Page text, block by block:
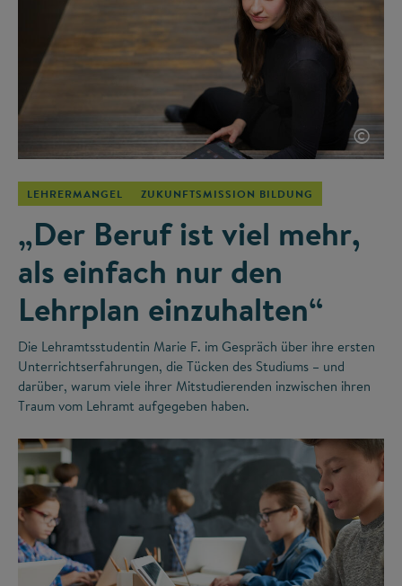
©
LEHRERMANGEL ZUKUNFTSMISSION BILDUNG
„Der Beruf ist viel mehr,
als einfach nur den
Lehrplan einzuhalten“
Die Lehramtsstudentin Marie F. im Gespräch über ihre ersten
Unterrichtserfahrungen, die Tücken des Studiums – und
darüber, warum viele ihrer Mitstudierenden inzwischen ihren
Traum vom Lehramt aufgegeben haben.